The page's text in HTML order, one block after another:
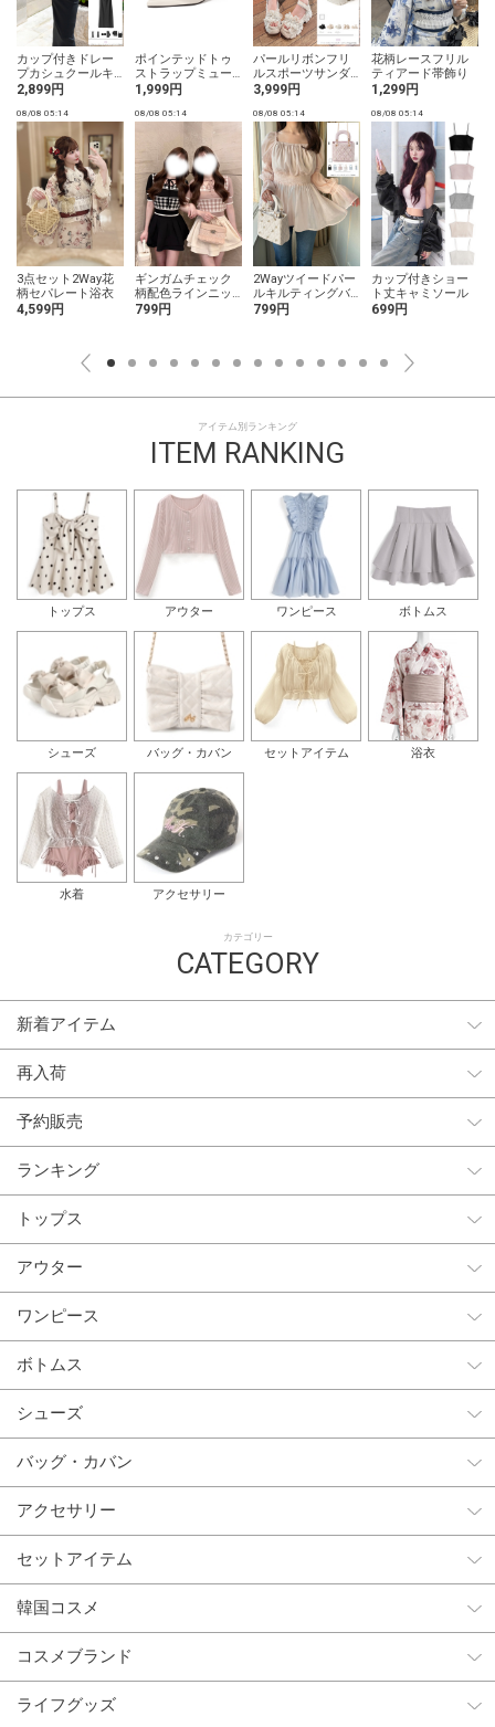
カップ付きドレー
プカシュクールキ
ャミソールワンピ
2,899円
ポインテッドトゥ
ストラップミュー
ル1,999円
パールリボンフリ
ルスポーツサンダ
ル
3,999円
花柄レースフリル
ティアード帯飾り
1,299円
08/08 05:14
3点セット2Way花
柄セパレート浴衣
4,599円
08/08 05:14
ギンガムチェック
柄配色ラインニッ
トトップス
799円
08/08 05:14
2Wayツイードパー
ルキルティングバ
ッグ
799円
08/08 05:14
カップ付きショー
ト丈キャミソール
699円
アイテム別ランキング
ITEM RANKING
トップス アウター ワンピース ボトムス
シューズ バッグ・カバン セットアイテム 浴衣
水着 アクセサリー
カテゴリー
CATEGORY
新着アイテム
再入荷
予約販売
ランキング
トップス
アウター
ワンピース
ボトムス
シューズ
バッグ・カバン
アクセサリー
セットアイテム
韓国コスメ
コスメブランド
ライフグッズ